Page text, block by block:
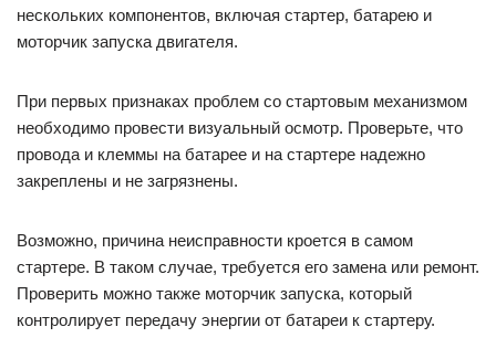
нескольких компонентов, включая стартер, батарею и
моторчик запуска двигателя.
При первых признаках проблем со стартовым механизмом
необходимо провести визуальный осмотр. Проверьте, что
провода и клеммы на батарее и на стартере надежно
закреплены и не загрязнены.
Возможно, причина неисправности кроется в самом
стартере. В таком случае, требуется его замена или ремонт.
Проверить можно также моторчик запуска, который
контролирует передачу энергии от батареи к стартеру.